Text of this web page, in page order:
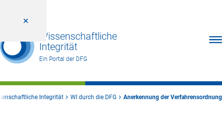
Wissenschaftliche
Integrität
Ein Portal der DFG
Integrität WI durch die DFG Anerkennung der Verfahrensordnung